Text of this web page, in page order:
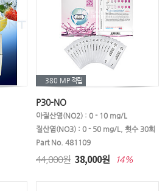
380 MP 적립
P30-NO
아질산염(NO2) : 0 - 10 mg/L
질산염(NO3) : 0 - 50 mg/L, 횟수 30회
Part No. 481109
44,000원 38,000원 14%